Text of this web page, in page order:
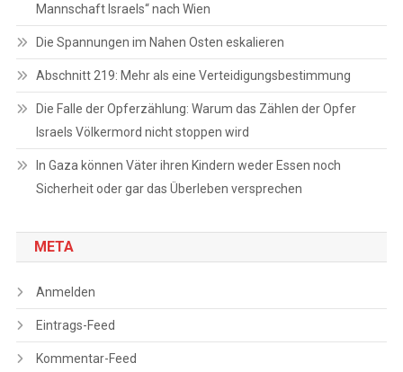
Mannschaft Israels“ nach Wien
Die Spannungen im Nahen Osten eskalieren
Abschnitt 219: Mehr als eine Verteidigungsbestimmung
Die Falle der Opferzählung: Warum das Zählen der Opfer
Israels Völkermord nicht stoppen wird
In Gaza können Väter ihren Kindern weder Essen noch
Sicherheit oder gar das Überleben versprechen
META
Anmelden
Eintrags-Feed
Kommentar-Feed